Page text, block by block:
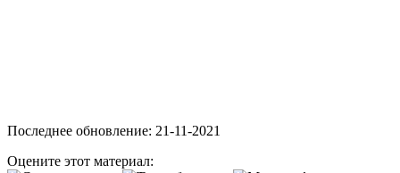
Последнее обновление: 21-11-2021
Оцените этот материал: